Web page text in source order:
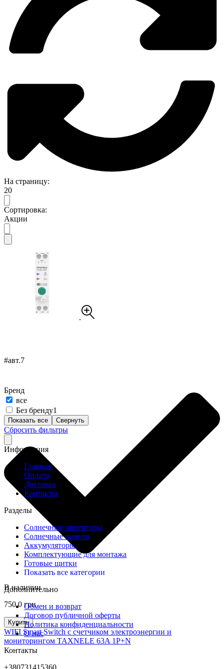
На страницу:
20
Сортировка:
Акции
#авт.7
В наличии
750,0 грн
Купить
WIFI Smart Switch с счетчиком электроэнергии и
мониторингом TAXNELE 63A 1P+N
Бренд
все
Без бренду1
Показать все Свернуть
Сбросить фильтры
Информация
Главная
Оплата
Доставка
Контакты
Разделы
Солнечные инверторы
Солнечные панели
Аккумуляторы
Комплектующие для монтажа
Готовые щитки
Показать все категории
Дополнительно
Обмен и возврат
Договор публичной оферты
Политика конфиденциальности
О нас
Контакты
+380731415360